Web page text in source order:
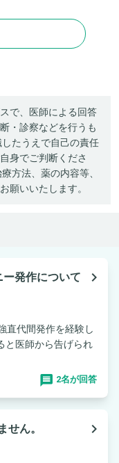
で、医師による回答
・診察などを行うも
たうえで自己の責任
身でご判断くださ
方法、薬の内容等、
願いいたします。
発作について
navigate_next
直代間発作を経験し
と医師から告げられ
2名が回答
せん。
navigate_next